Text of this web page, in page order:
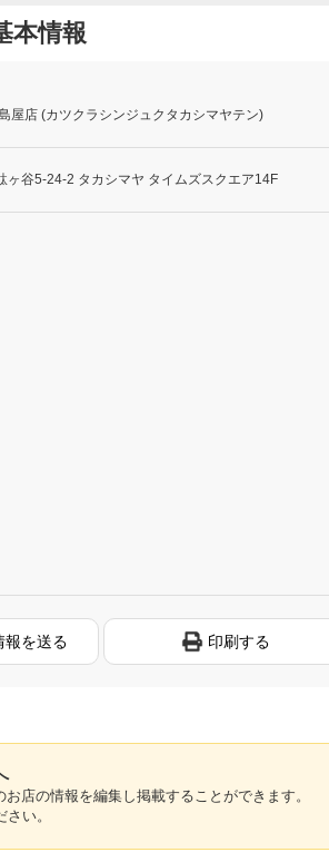
本情報
屋店 (カツクラシンジュクタカシマヤテン)
ヶ谷5-24-2 タカシマヤ タイムズスクエア14F
報を送る 印刷する
店の情報を編集し掲載することができます。
い。